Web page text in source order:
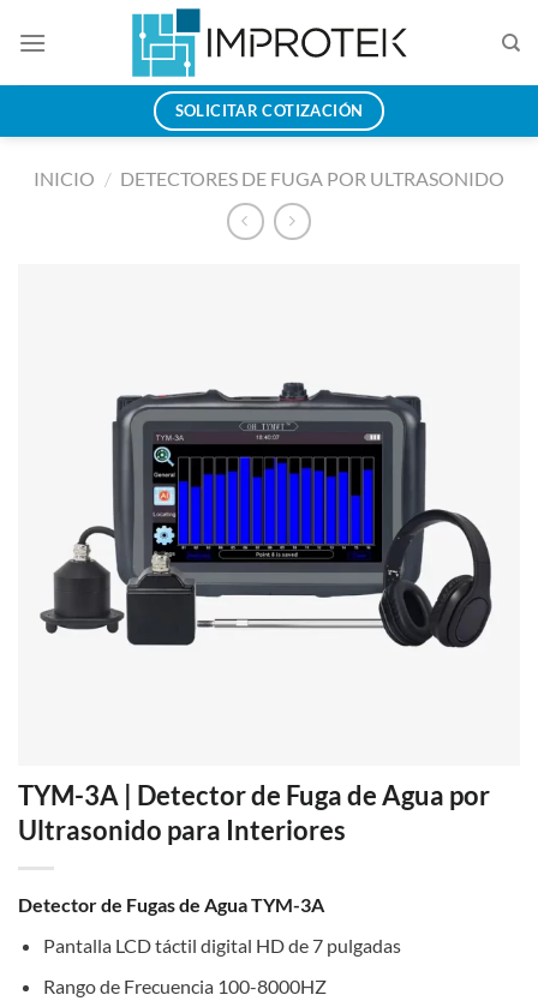
SOLICITAR COTIZACIÓN
INICIO / DETECTORES DE FUGA POR ULTRASONIDO
TYM-3A | Detector de Fuga de Agua por
Ultrasonido para Interiores
Detector de Fugas de Agua TYM-3A
Pantalla LCD táctil digital HD de 7 pulgadas
Rango de Frecuencia 100-8000HZ